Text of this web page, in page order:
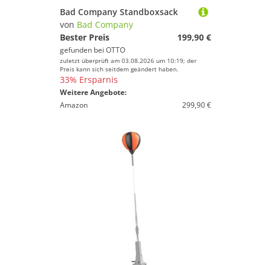
Bad Company Standboxsack
von Bad Company
Bester Preis
199,90 €
gefunden bei OTTO
zuletzt überprüft am 03.08.2026 um 10:19; der
Preis kann sich seitdem geändert haben.
33% Ersparnis
Weitere Angebote:
Amazon
299,90 €